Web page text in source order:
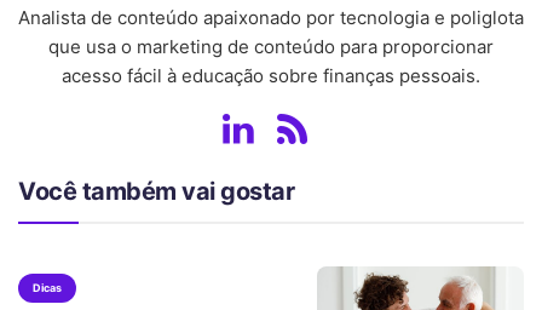
Analista de conteúdo apaixonado por tecnologia e poliglota
que usa o marketing de conteúdo para proporcionar
acesso fácil à educação sobre finanças pessoais.
Você também vai gostar
Dicas